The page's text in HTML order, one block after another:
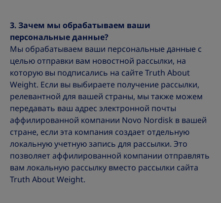
3. Зачем мы обрабатываем ваши
персональные данные?
Мы обрабатываем ваши персональные данные с
целью отправки вам новостной рассылки, на
которую вы подписались на сайте Truth About
Weight. Если вы выбираете получение рассылки,
релевантной для вашей страны, мы также можем
передавать ваш адрес электронной почты
аффилированной компании Novo Nordisk в вашей
стране, если эта компания создает отдельную
локальную учетную запись для рассылки. Это
позволяет аффилированной компании отправлять
вам локальную рассылку вместо рассылки сайта
Truth About Weight.